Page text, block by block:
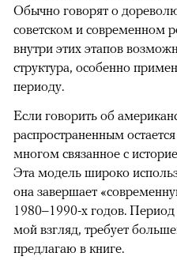
Обычно говорят о
советском и современном
внутри этих этапов
структура, особенно
периоду.
Если говорить об
распространенным
многом связанное с
Эта модель широко
она завершает
1980–1990-х годов. Период
мой взгляд, требует
предлагаю в книге.